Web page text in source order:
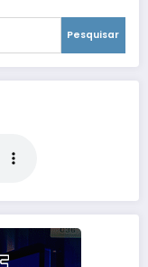
Pesquisar